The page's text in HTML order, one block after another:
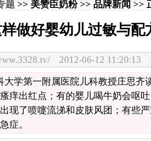
题 >> 美赞臣奶粉 >> 品牌新闻 >>
做好婴幼儿过敏与配
2012-06-12 11:20:13
大学第一附属医院儿科教授庄思齐
痒出红点；有的婴儿喝牛奶会呕
现了喷嚏流涕和皮肤风团；有些
症。